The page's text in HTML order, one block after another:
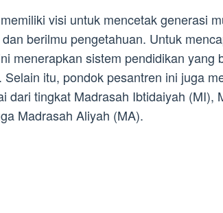
visi untuk mencetak generasi
berilmu pengetahuan. Untuk
menerapkan sistem pendidikan yang
Selain itu, pondok pesantren ini juga
dari tingkat Madrasah Ibtidaiyah (MI),
Madrasah Aliyah (MA).